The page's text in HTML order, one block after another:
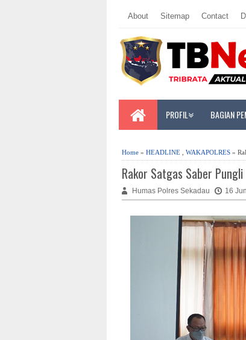
About Sitemap Contact
PROFIL BAGIAN
Home » HEADLINE WAKAPOLRES »
Rakor Satgas Saber
Humas Polres Sekadau 16